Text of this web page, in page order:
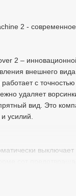
2 -
2 –
внешнего
с точностью
удаляет
вид. Это
усилий.
выключает